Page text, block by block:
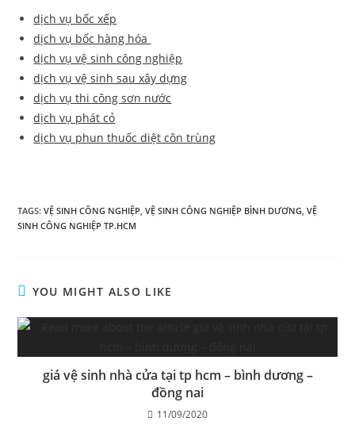
dịch vụ bốc xếp
dịch vụ bốc hàng hóa
dịch vụ vệ sinh công nghiệp
dịch vụ vệ sinh sau xây dựng
dịch vụ thi công sơn nước
dịch vụ phát cỏ
dịch vụ phun thuốc diệt côn trùng
TAGS:VỆ SINH CÔNG NGHIỆP VỆ SINH CÔNG NGHIỆP BÌNH DƯƠNG VỆ
SINH CÔNG NGHIỆP TP.HCM
YOU MIGHT ALSO LIKE
giá vệ sinh nhà cửa tại tp hcm – bình dương –
đồng nai
11/09/2020